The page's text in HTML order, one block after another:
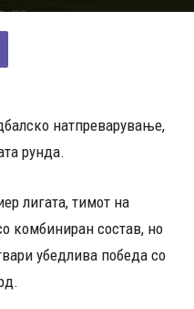
492
натпреварување,
рунда.
лигата, тимот на
комбиниран состав, но
убедлива победа со